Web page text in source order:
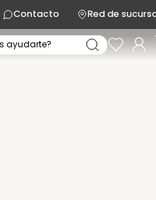
Contacto Red de
ayudarte?